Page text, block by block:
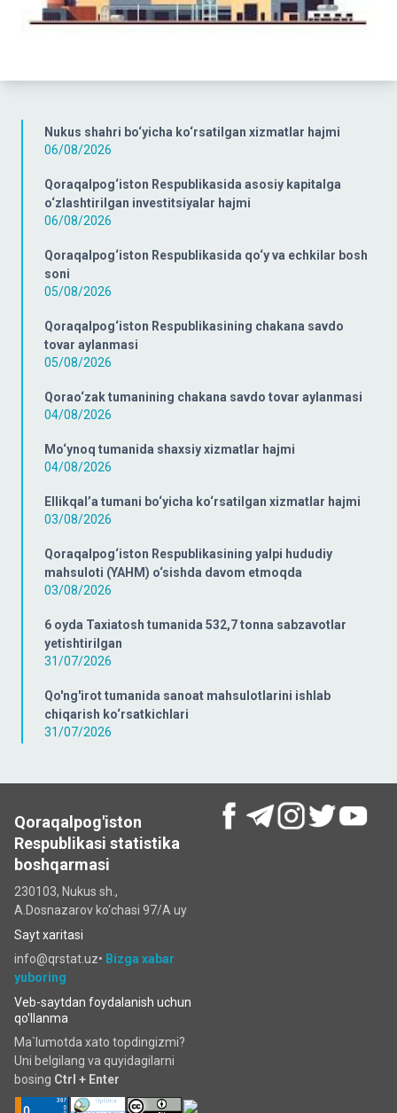
Nukus shahri bo‘yicha ko‘rsatilgan xizmatlar hajmi
06/08/2026
Qoraqalpog‘iston Respublikasida asosiy kapitalga
o‘zlashtirilgan investitsiyalar hajmi
06/08/2026
Qoraqalpog‘iston Respublikasida qo‘y va echkilar bosh
soni
05/08/2026
Qoraqalpog‘iston Respublikasining chakana savdo
tovar aylanmasi
05/08/2026
Qorao‘zak tumanining chakana savdo tovar aylanmasi
04/08/2026
Mo‘ynoq tumanida shaxsiy xizmatlar hajmi
04/08/2026
Ellikqal’a tumani bo‘yicha ko‘rsatilgan xizmatlar hajmi
03/08/2026
Qoraqalpog‘iston Respublikasining yalpi hududiy
mahsuloti (YAHM) o‘sishda davom etmoqda
03/08/2026
6 oyda Taxiatosh tumanida 532,7 tonna sabzavotlar
yetishtirilgan
31/07/2026
Qo'ng'irot tumanida sanoat mahsulotlarini ishlab
chiqarish ko‘rsatkichlari
31/07/2026
Qoraqalpog'iston
Respublikasi statistika
boshqarmasi
230103, Nukus sh.,
A.Dosnazarov ko‘chаsi 97/A uy
Sayt xaritasi
info@qrstat.uz• Bizga xabar
yuboring
Veb-saytdan foydalanish uchun
qo'llanma
Ma`lumotda xato topdingizmi?
Uni belgilang va quyidagilarni
bosing Ctrl + Enter